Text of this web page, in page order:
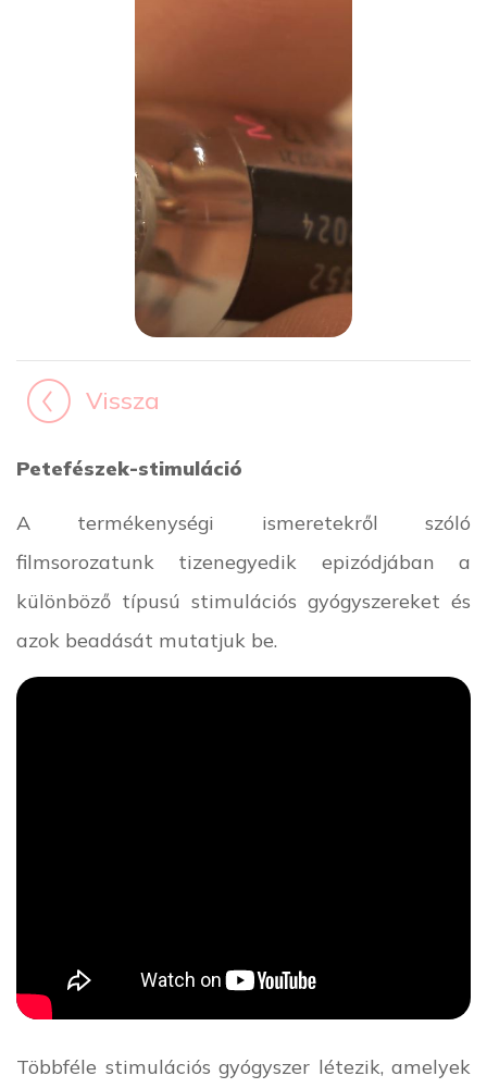
Vissza
Petefészek-stimuláció
A termékenységi ismeretekről szóló
filmsorozatunk tizenegyedik epizódjában a
különböző típusú stimulációs gyógyszereket és
azok beadását mutatjuk be.
Többféle stimulációs gyógyszer létezik, amelyek